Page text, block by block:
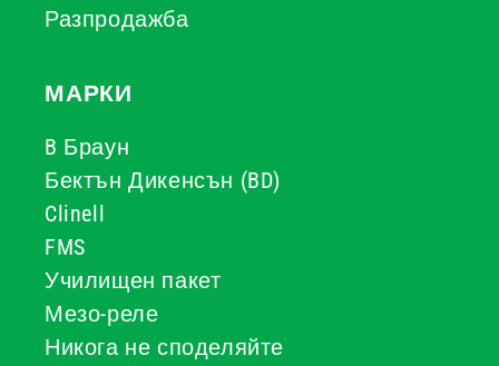
Разпродажба
МАРКИ
B Браун
Бектън Дикенсън (BD)
Clinell
FMS
Училищен пакет
Мезо-реле
Никога не споделяйте